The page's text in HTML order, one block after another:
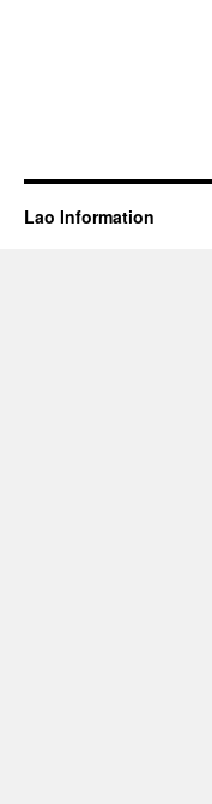
Lao Information